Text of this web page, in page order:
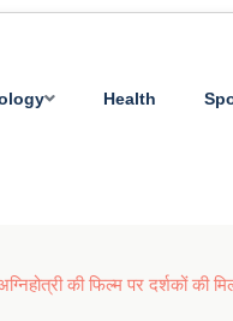
Health
की फिल्म पर दर्शकों की